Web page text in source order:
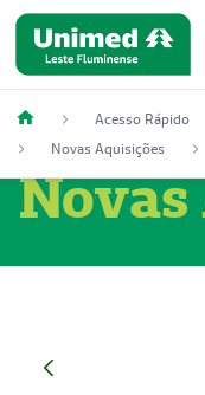
Acesso Rápido
Novas Aquisições